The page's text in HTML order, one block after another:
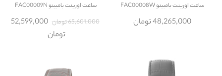
ساعتاورینت بامبینو FAC00008W
48,265,000 تومان
ساعتاورینت بامبینو FAC00009N
65,601,000 تومان
52,599,000
تومان